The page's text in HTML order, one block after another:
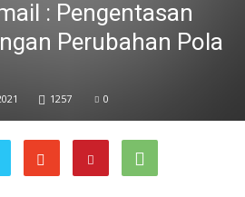
: Pengentasan
Perubahan Pola
1257 0